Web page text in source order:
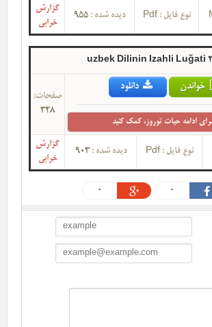
نوع فایل :Pdf دیده شده : 955
گزارش
خرابی
uzbek Dilinin Izahli Luğati
خواندن دانلود
ادامه حیات توروز، کمک کنید
صفحات:
328
نوع فایل : Pdf دیده شده :903
گزارش
خرابی
0
0